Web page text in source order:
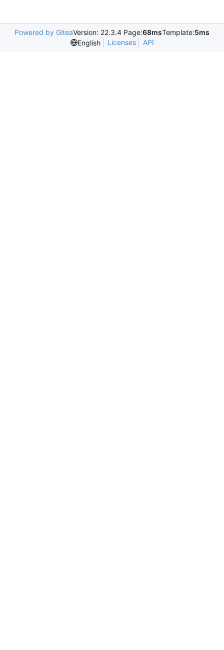
Powered by GiteaVersion: 22.3.4 Page:68msTemplate:5ms
English
Licenses API